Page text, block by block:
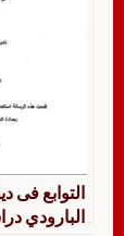
التوابع فى
البارودي